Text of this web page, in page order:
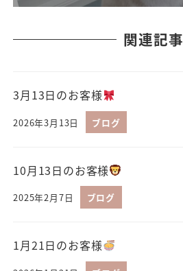
関連記事
3月13日のお客様
2026年3月13日 ブログ
10月13日のお客様
2025年2月7日 ブログ
1月21日のお客様